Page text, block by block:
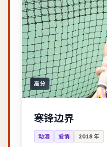
高分
寒锋边界
动漫 爱情 2018 年